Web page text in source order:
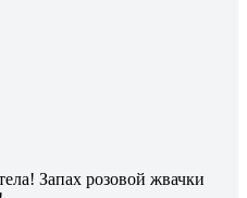
Запах розовой жвачки